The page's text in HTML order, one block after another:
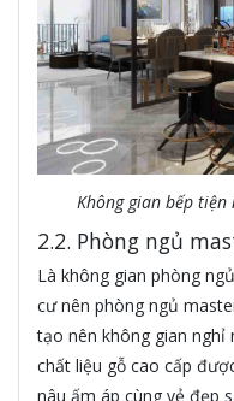
Không gian bếp
2.2. Phòng ngủ
Là không gian phòng
cư nên phòng ngủ
tạo nên không gian nghỉ
chất liệu gỗ cao cấp
nâu ấm áp cùng vẻ đẹp